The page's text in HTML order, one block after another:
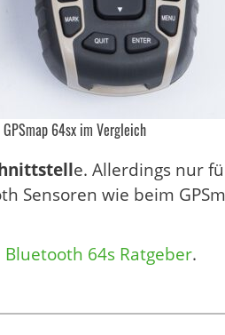
64sx im Vergleich
e. Allerdings nur
Sensoren wie beim
Bluetooth 64s Ratgeber.